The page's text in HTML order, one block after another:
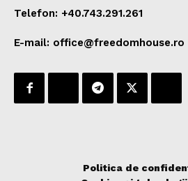
Telefon: +40.743.291.261
E-mail: office@freedomhouse.ro
Politica de